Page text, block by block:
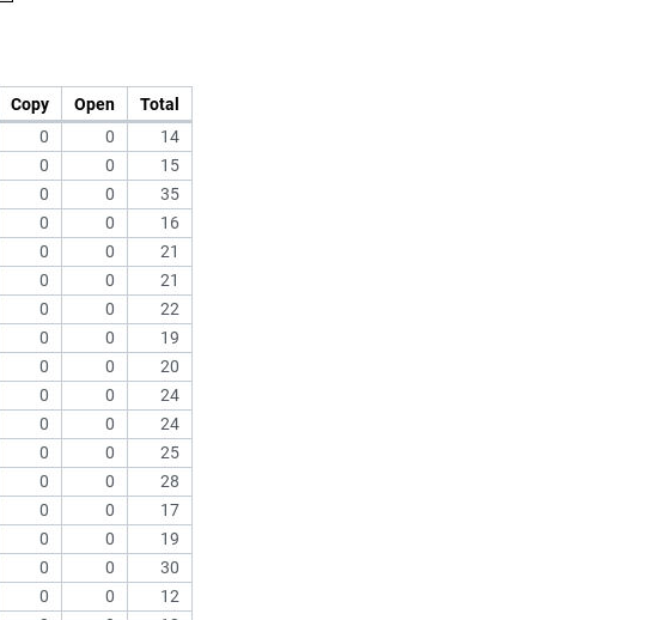
Copy Open Total
0 0
14
0 0
15
0 0 35
0 0
16
0 0
21
0 0 21
0 0
22
0 0
19
0 0 20
0 0
24
0 0
24
0 0 25
0 0
28
0 0
17
0 0 19
0 0
30
0 0
12